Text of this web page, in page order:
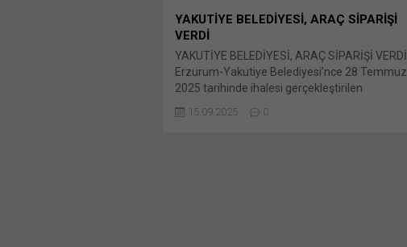
YAKUTİYE BELEDİYESİ, ARAÇ SİPARİŞİ
VERDİ
YAKUTİYE BELEDİYESİ, ARAÇ SİPARİŞİ VERDİ
Erzurum-Yakutiye Belediyesi’nce 28 Temmuz
2025 tarihinde ihalesi gerçekleştirilen
Adet Üst Yapılı Çöp Toplama Kamyonu Bunu
15.09.2025 0